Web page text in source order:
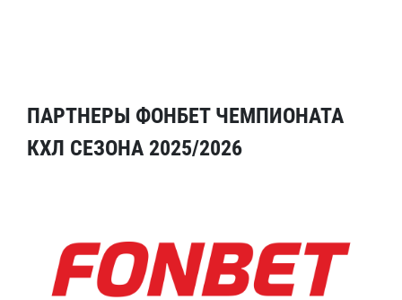
ПАРТНЕРЫ ФОНБЕТ ЧЕМПИОНАТА
КХЛ СЕЗОНА 2025/2026